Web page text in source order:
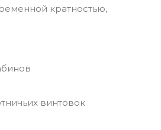
кратностью,
винтовок